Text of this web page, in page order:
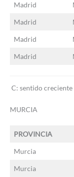
Madrid
Madrid
Madrid
Madrid
C: sentido
MURCIA
PROVINCIA
Murcia
Murcia